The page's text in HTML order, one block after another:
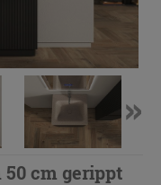
50 cm gerippt